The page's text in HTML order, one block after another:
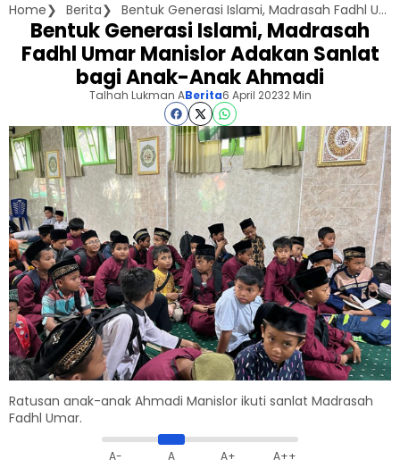
Home Berita Bentuk Generasi Islami, Madrasah Fadhl Umar Manislor Adakan Sanlat bagi Anak-Anak Ahmadi
Bentuk Generasi Islami, Madrasah
Fadhl Umar Manislor Adakan Sanlat
bagi Anak-Anak Ahmadi
Talhah Lukman ABerita6 April 20232 Min
Ratusan anak-anak Ahmadi Manislor ikuti sanlat Madrasah
Fadhl Umar.
A- A A+ A++